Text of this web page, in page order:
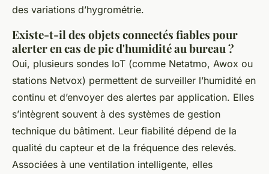
des variations d’hygrométrie.
Existe-t-il des objets connectés fiables pour
alerter en cas de pic d'humidité au bureau ?
Oui, plusieurs sondes IoT (comme Netatmo, Awox ou
stations Netvox) permettent de surveiller l’humidité en
continu et d’envoyer des alertes par application. Elles
s’intègrent souvent à des systèmes de gestion
technique du bâtiment. Leur fiabilité dépend de la
qualité du capteur et de la fréquence des relevés.
Associées à une ventilation intelligente, elles